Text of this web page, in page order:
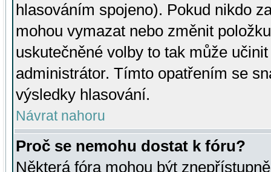
hlasováním spojeno). Pokud nikdo
mohou vymazat nebo změnit
uskutečněné volby to tak může
administrátor. Tímto opatřením se
výsledky hlasování.
Návrat nahoru
Proč se nemohu dostat k fóru?
Některá fóra mohou být